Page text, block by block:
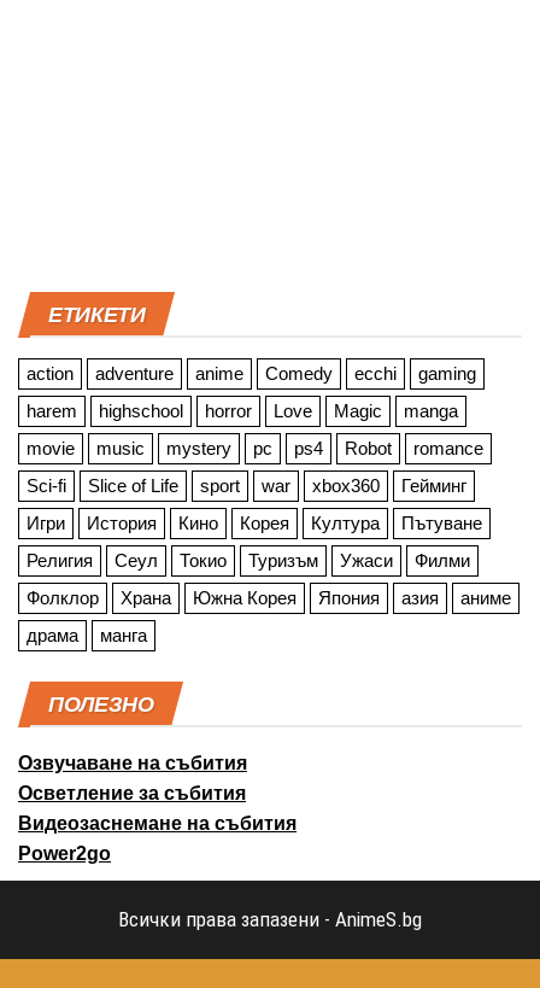
ЕТИКЕТИ
action adventure anime Comedy ecchi
gaming
harem
highschool horror Love Magic
manga
movie
music mystery pc ps4 Robot
romance
Sci-fi
Slice of Life sport war xbox360
Гейминг
Игри
История Кино Корея Култура
Пътуване
Религия
Сеул Токио Туризъм Ужаси
Филми
Фолклор
Храна Южна Корея Япония азия
аниме
драма
манга
ПОЛЕЗНО
Озвучаване на събития
Осветление за събития
Видеозаснемане на събития
Power2go
Всички права запазени - AnimeS.bg